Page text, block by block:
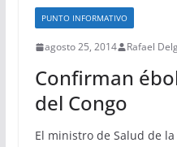
PUNTO INFORMATIVO
agosto 25, 2014 Rafael
Confirman
del Congo
El ministro de Salud de